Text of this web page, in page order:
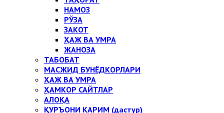
НАМОЗ
РЎЗА
ЗАКОТ
ҲАЖ ВА УМРА
ЖАНОЗА
ТАБОБАТ
МАСЖИД БУНЁДКОРЛАРИ
ҲАЖ ВА УМРА
ҲАМКОР САЙТЛАР
АЛОҚА
ҚУРЪОНИ КАРИМ (дастур)